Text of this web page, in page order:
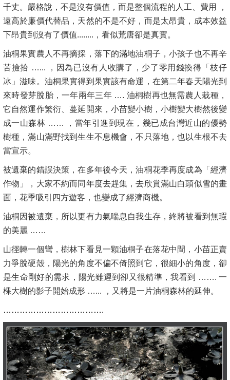
千丈。嚴格說，不是沒有價值，而是整個流程的人工、費用 ，
遠高於廉價代替品，天然的不是不好，而是太昂貴，成本效益
下昂貴到沒有了價值........，看似荒唐卻是真實。
油桐果實農人不再摘採，落下的滿地油桐子，小孩子也不再辛
苦撿拾 …... ，因為已沒有人收購了，少了零用錢換得「枝仔
冰」滋味。油桐果實得到果實該有命運，在第二年春天陽光到
來時發芽脫胎，一年兩年三年 …. 油桐樹再也無需農人栽種，
它自然運作繁衍、蔓延開來，小苗變小樹，小樹變大樹然後變
成一山森林 …… ，當年引進到現在，幾已成台灣近山的優勢
樹種，滿山滿野找到生生不息機會，不只落地，也以生根不去
當宣示。
被遺棄的錯誤決策，在多年後今天，油桐花季再度成為「經濟
作物」，大家不約而同年度去趕集，去欣賞滿山白頭似雪的畫
面，花季吸引四方遊客，也變成了經濟商機。
油桐因被遺棄，所以更有力氣喘息自我生存，終將被看到無瑕
的美麗 ……
山徑轉一個彎，樹林下看見一顆油桐子在落花中間，小苗正賣
力爭脫硬殼，陽光的角度不偏不倚照到它，很細小的角度，卻
是生命剛好的需求，陽光雖遲到卻又很精準，我看到 ……. 一
棵大樹的影子開始成形 …... ，又將是一片油桐森林的延伸。
……………………………….